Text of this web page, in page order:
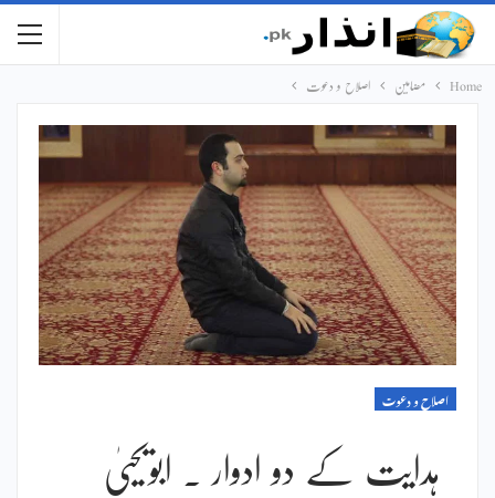
Home مضامین اصلاح و دعوت
اصلاح و دعوت
ہدایت کے دو ادوار ۔ ابویحییٰ